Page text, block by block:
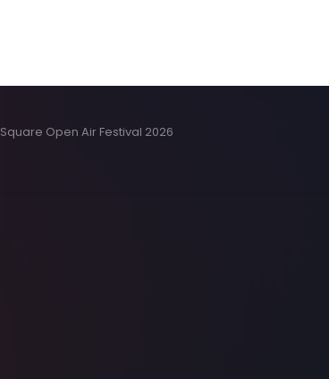
Square Open Air Festival 2026